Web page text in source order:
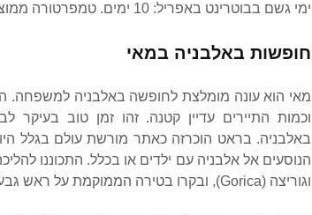
ימי גשם בבוטרינט באפריל: 10 ימים. טמפרטורה ממוצעת בבוטרינט: 12 מעלות צלזיוס.
חופשות באלבניה במאי
מאי הוא עונה מומלצת לחופשה באלבניה למשפחה.
וכמות התיירים עדיין קטנה. זהו זמן טוב
באלבניה. בראט הוכרזה כאתר מורשת עולם בגלל
וגוריצה (Gorica), ובקרו בטירה הממוקמת על ראש גבעה. היכונו לנופים משגעים מעל העיר.